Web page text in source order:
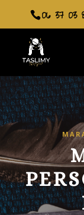
06 37 03